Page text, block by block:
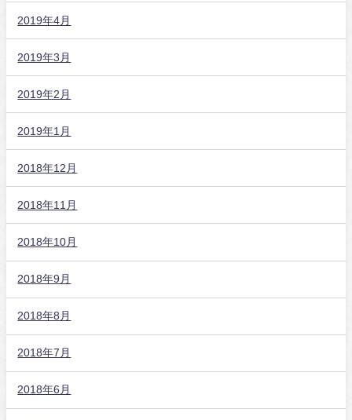
2019年4月
2019年3月
2019年2月
2019年1月
2018年12月
2018年11月
2018年10月
2018年9月
2018年8月
2018年7月
2018年6月